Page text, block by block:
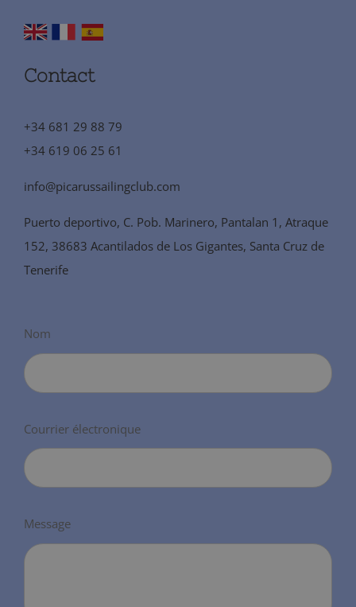
Contact
+34 681 29 88 79
+34 619 06 25 61
info@picarussailingclub.com
Puerto deportivo, C. Pob. Marinero, Pantalan 1, Atraque
152, 38683 Acantilados de Los Gigantes, Santa Cruz de
Tenerife
Nom
Courrier électronique
Message